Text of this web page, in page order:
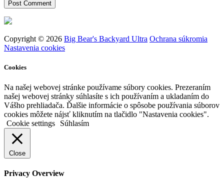
Copyright © 2026 Big Bear's Backyard Ultra Ochrana súkromia
Nastavenia cookies
Cookies
Na našej webovej stránke používame súbory cookies. Prezeraním
našej webovej stránky súhlasíte s ich používaním a ukladaním do
Vášho prehliadača. Ďalšie informácie o spôsobe používania súborov
cookies môžete nájsť kliknutím na tlačidlo "Nastavenia cookies".
Cookie settings
Súhlasím
Close
Privacy Overview